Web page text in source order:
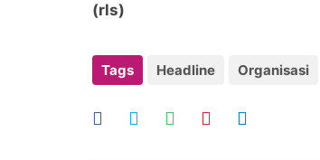
(rls)
Tags Headline Organisasi